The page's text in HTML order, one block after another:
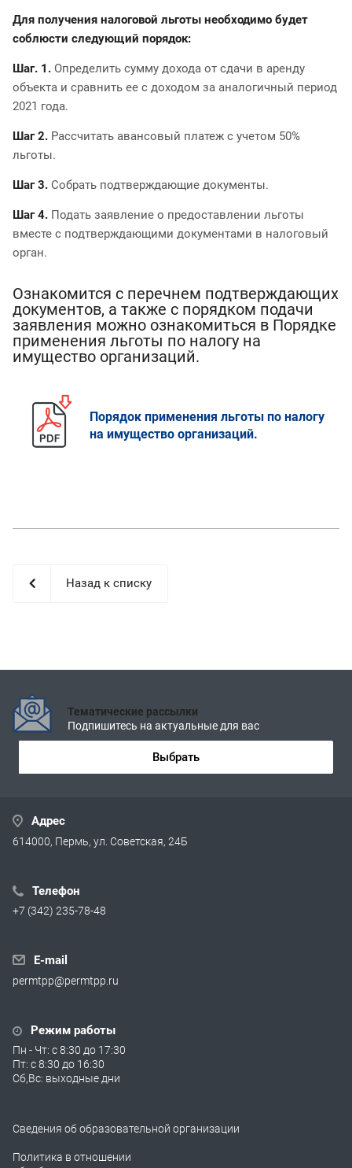
Для получения налоговой льготы необходимо будет
соблюсти следующий порядок:
Шаг. 1. Определить сумму дохода от сдачи в аренду
объекта и сравнить ее с доходом за аналогичный период
2021 года.
Шаг 2. Рассчитать авансовый платеж с учетом 50%
льготы.
Шаг 3. Собрать подтверждающие документы.
Шаг 4. Подать заявление о предоставлении льготы
вместе с подтверждающими документами в налоговый
орган.
Ознакомится с перечнем подтверждающих
документов, а также с порядком подачи
заявления можно ознакомиться в Порядке
применения льготы по налогу на
имущество организаций.
Порядок применения льготы по налогу
на имущество организаций.
Назад к списку
Тематические рассылки
Подпишитесь на актуальные для вас
Выбрать
Адрес
614000, Пермь, ул. Советская, 24Б
Телефон
+7 (342) 235-78-48
E-mail
permtpp@permtpp.ru
Режим работы
Пн - Чт: с 8:30 до 17:30
Пт: с 8:30 до 16:30
Сб,Вс: выходные дни
Сведения об образовательной организации
Политика в отношении